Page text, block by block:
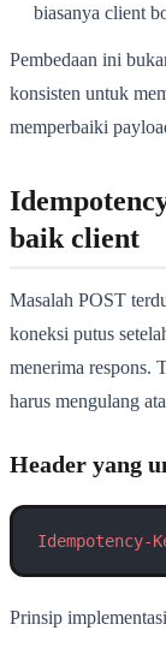
biasanya client
Pembedaan ini
konsisten untuk
memperbaiki
baik client
Masalah POST
koneksi putus
menerima respons.
harus mengulang
Header yang
Idempotency-
Prinsip